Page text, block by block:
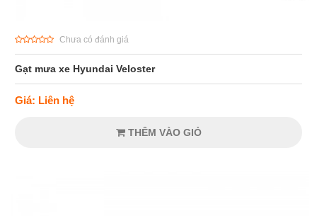
Chưa có đánh giá
Gạt mưa xe Hyundai Veloster
Giá: Liên hệ
THÊM VÀO GIỎ